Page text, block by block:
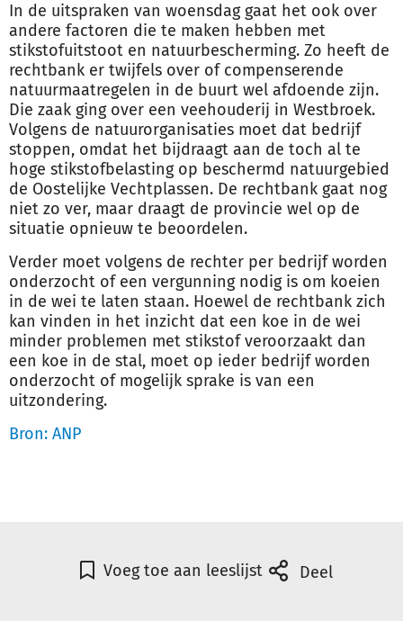
In de uitspraken van woensdag gaat het ook over
andere factoren die te maken hebben met
stikstofuitstoot en natuurbescherming. Zo heeft de
rechtbank er twijfels over of compenserende
natuurmaatregelen in de buurt wel afdoende zijn.
Die zaak ging over een veehouderij in Westbroek.
Volgens de natuurorganisaties moet dat bedrijf
stoppen, omdat het bijdraagt aan de toch al te
hoge stikstofbelasting op beschermd natuurgebied
de Oostelijke Vechtplassen. De rechtbank gaat nog
niet zo ver, maar draagt de provincie wel op de
situatie opnieuw te beoordelen.
Verder moet volgens de rechter per bedrijf worden
onderzocht of een vergunning nodig is om koeien
in de wei te laten staan. Hoewel de rechtbank zich
kan vinden in het inzicht dat een koe in de wei
minder problemen met stikstof veroorzaakt dan
een koe in de stal, moet op ieder bedrijf worden
onderzocht of mogelijk sprake is van een
uitzondering.
Bron: ANP
Voeg toe aan leeslijst Deel